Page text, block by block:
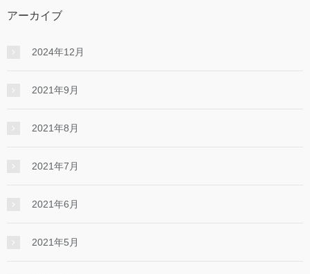
アーカイブ
2024年12月
2021年9月
2021年8月
2021年7月
2021年6月
2021年5月